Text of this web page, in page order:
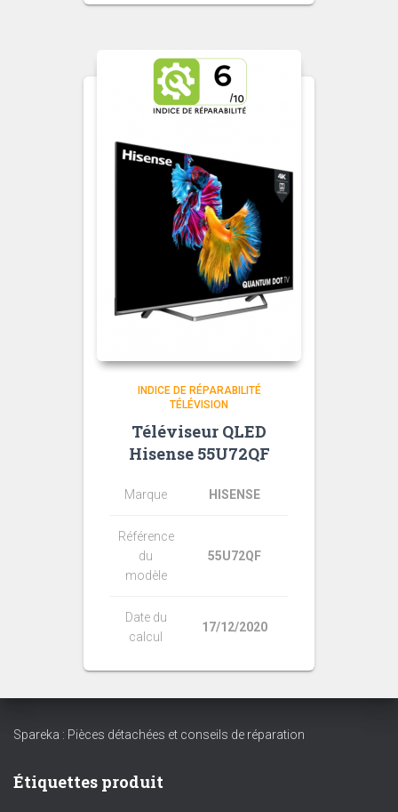
INDICE DE RÉPARABILITÉ
TÉLÉVISION
Téléviseur QLED
Hisense 55U72QF
Marque HISENSE
Référence
du
modèle
55U72QF
Date du
calcul
17/12/2020
Spareka : Pièces détachées et conseils de réparation
Étiquettes produit